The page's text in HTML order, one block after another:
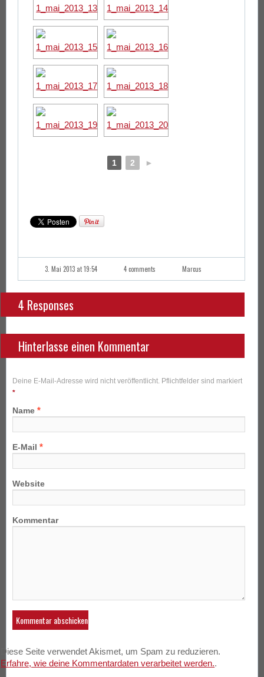
1 2 ►
3. Mai 2013 at 19:54 4 comments Marcus
4 Responses
Hinterlasse einen Kommentar
Deine E-Mail-Adresse wird nicht veröffentlicht. Pflichtfelder sind markiert
*
Name *
E-Mail *
Website
Kommentar
Diese Seite verwendet Akismet, um Spam zu reduzieren.
Erfahre, wie deine Kommentardaten verarbeitet werden..